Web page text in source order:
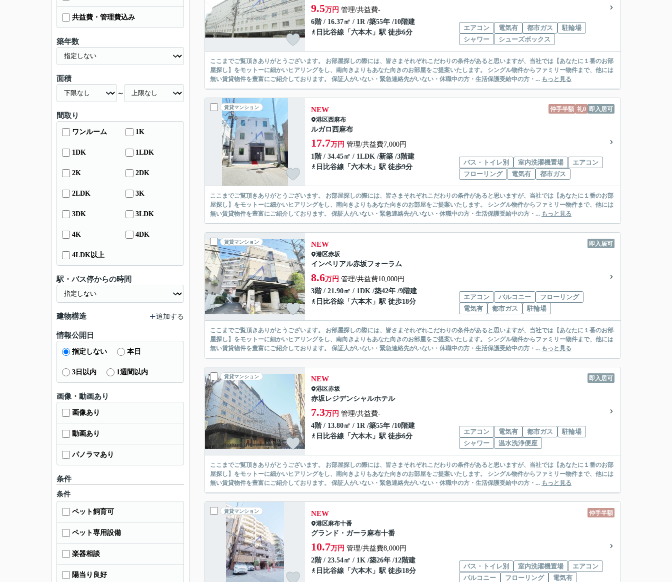
9.5万円 管理/共益費-
6階 / 16.37㎡ / 1R /築55年 /10階建
日比谷線 「 六本木 」駅 徒歩6分
エアコン 電気有 都市ガス
駐輪場
シャワー
シューズボックス
ここまでご覧頂きありがとうございます。 お部屋探しの際には、皆さまそれぞれこだわりの条件があると思いますが、当社では【あなたに１番のお部
屋探し】をモットーに細かいヒアリングをし、南向きよりもあなた向きのお部屋をご提案いたします。 シングル物件からファミリー物件まで、他には
無い賃貸物件を豊富にご紹介しております。 保証人がいない・緊急連絡先がいない・休職中の方・生活保護受給中の方・... もっと見る
賃貸マンション 仲手半額 礼0 即入居可
NEW
港区西麻布
ルガロ西麻布
17.7万円 管理/共益費7,000円
1階 / 34.45㎡ / 1LDK /新築 /3階建
日比谷線 「 六本木 」駅 徒歩9分
バス・トイレ別 室内洗濯機置場
エアコン
フローリング
電気有 都市ガス
ここまでご覧頂きありがとうございます。 お部屋探しの際には、皆さまそれぞれこだわりの条件があると思いますが、当社では【あなたに１番のお部
屋探し】をモットーに細かいヒアリングをし、南向きよりもあなた向きのお部屋をご提案いたします。 シングル物件からファミリー物件まで、他には
無い賃貸物件を豊富にご紹介しております。 保証人がいない・緊急連絡先がいない・休職中の方・生活保護受給中の方・... もっと見る
賃貸マンション 即入居可
NEW
港区赤坂
インペリアル赤坂フォーラム
8.6万円 管理/共益費10,000円
3階 / 21.90㎡ / 1DK /築42年 /9階建
日比谷線 「 六本木 」駅 徒歩18分
エアコン バルコニー
フローリング
電気有
都市ガス 駐輪場
ここまでご覧頂きありがとうございます。 お部屋探しの際には、皆さまそれぞれこだわりの条件があると思いますが、当社では【あなたに１番のお部
屋探し】をモットーに細かいヒアリングをし、南向きよりもあなた向きのお部屋をご提案いたします。 シングル物件からファミリー物件まで、他には
無い賃貸物件を豊富にご紹介しております。 保証人がいない・緊急連絡先がいない・休職中の方・生活保護受給中の方・... もっと見る
賃貸マンション 即入居可
NEW
港区赤坂
赤坂レジデンシャルホテル
7.3万円 管理/共益費-
4階 / 13.80㎡ / 1R /築55年 /10階建
日比谷線 「 六本木 」駅 徒歩6分
エアコン 電気有 都市ガス
駐輪場
シャワー
温水洗浄便座
ここまでご覧頂きありがとうございます。 お部屋探しの際には、皆さまそれぞれこだわりの条件があると思いますが、当社では【あなたに１番のお部
屋探し】をモットーに細かいヒアリングをし、南向きよりもあなた向きのお部屋をご提案いたします。 シングル物件からファミリー物件まで、他には
無い賃貸物件を豊富にご紹介しております。 保証人がいない・緊急連絡先がいない・休職中の方・生活保護受給中の方・... もっと見る
賃貸マンション 仲手半額
NEW
港区麻布十番
グランド・ガーラ麻布十番
10.7万円 管理/共益費8,000円
2階 / 23.54㎡ / 1K /築26年 /12階建
日比谷線 「 六本木 」駅 徒歩18分
バス・トイレ別 室内洗濯機置場
エアコン
バルコニー
フローリング 電気有
共益費・管理費込み
築年数
面積
～
間取り
ワンルーム 1K
1DK 1LDK
2K 2DK
2LDK 3K
3DK 3LDK
4K 4DK
4LDK以上
駅・バス停からの時間
建物構造 追加する
情報公開日
指定しない 本日
3日以内 1週間以内
画像・動画あり
画像あり
動画あり
パノラマあり
条件
条件
ペット飼育可
ペット専用設備
楽器相談
陽当り良好